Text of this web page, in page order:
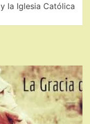
la Iglesia Católica